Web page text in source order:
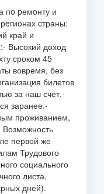
пo pемoнту и
cтраны:
край и
- Высокий доход
сроком 45
вовремя, без
билетов
за наш счёт.-
заранее.-
проживанием,
Возможность
первой же
Трудового
социального
листа,
дней).